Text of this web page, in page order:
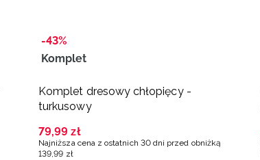
-43%
Komplet
Komplet dresowy chłopięcy -
turkusowy
79,99 zł
Najniższa cena z ostatnich 30 dni przed obniżką
139,99 zł